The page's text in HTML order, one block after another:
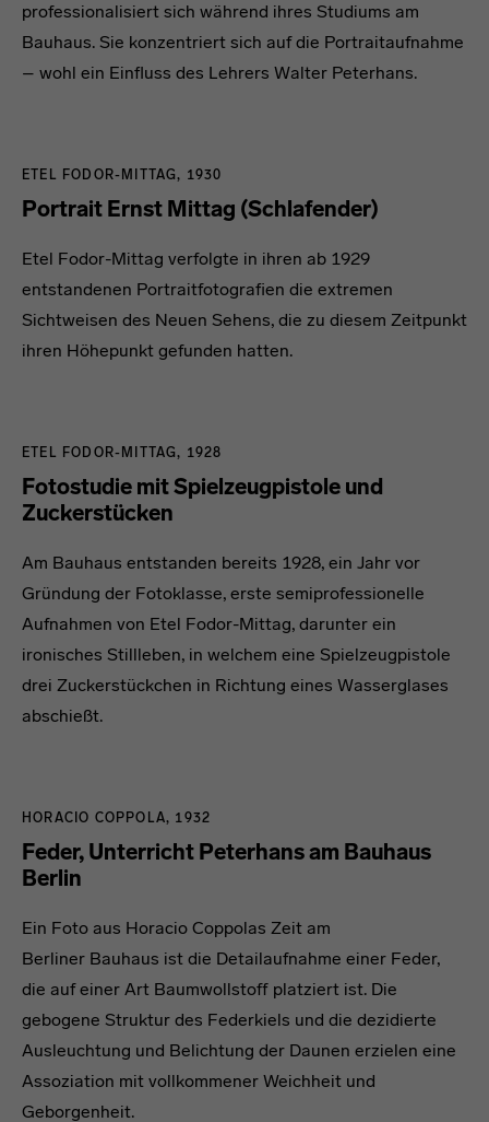
professionalisiert sich während ihres Studiums am
Bauhaus. Sie konzentriert sich auf die Portraitaufnahme
– wohl ein Einfluss des Lehrers Walter Peterhans.
ETEL FODOR-MITTAG, 1930
Portrait Ernst Mittag (Schlafender)
Etel Fodor-Mittag verfolgte in ihren ab 1929
entstandenen Portraitfotografien die extremen
Sichtweisen des Neuen Sehens, die zu diesem Zeitpunkt
ihren Höhepunkt gefunden hatten.
ETEL FODOR-MITTAG, 1928
Fotostudie mit Spielzeugpistole und
Zuckerstücken
Am Bauhaus entstanden bereits 1928, ein Jahr vor
Gründung der Fotoklasse, erste semiprofessionelle
Aufnahmen von Etel Fodor-Mittag, darunter ein
ironisches Stillleben, in welchem eine Spielzeugpistole
drei Zuckerstückchen in Richtung eines Wasserglases
abschießt.
HORACIO COPPOLA, 1932
Feder, Unterricht Peterhans am Bauhaus
Berlin
Ein Foto aus Horacio Coppolas Zeit am
Berliner Bauhaus ist die Detailaufnahme einer Feder,
die auf einer Art Baumwollstoff platziert ist. Die
gebogene Struktur des Federkiels und die dezidierte
Ausleuchtung und Belichtung der Daunen erzielen eine
Assoziation mit vollkommener Weichheit und
Geborgenheit.